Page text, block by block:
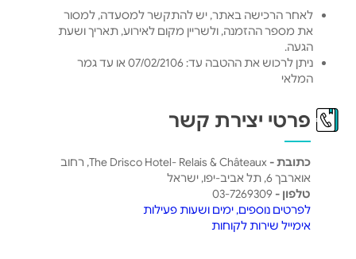
לאחר הרכישה באתר, יש להתקשר למסעדה, למסור
את מספר ההזמנה, ולשריין מקום לאירוע, תאריך ושעת
הגעה.
ניתן לרכוש את ההטבה עד: 07/02/2106 או עד גמר
המלאי
פרטי יצירת קשר
כתובת -
The Drisco Hotel- Relais & Châteaux, רחוב
אוארבך 6, תל אביב-יפו, ישראל
טלפון -03-7269309
לפרטים נוספים, ימים ושעות פעילות
אימייל שירות לקוחות